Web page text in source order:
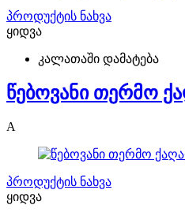
პროდუქტის ნახვა
ყიდვა
კალათაში დამატება
წებოვანი თერმო
A
პროდუქტის ნახვა
ყიდვა